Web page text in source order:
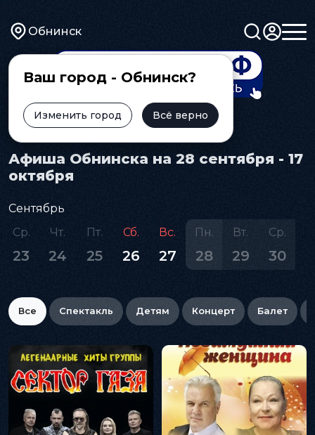
Обнинск
Ваш город - Обнинск?
Изменить город Всё верно
Главная Афиша
Афиша Обнинска на 28 сентября - 17
октября
Сентябрь
Ср.
23
Чт.
24
Пт.
25
Сб.
26
Вс.
27
Пн.
28
Вт.
29
Ср.
30
Все Спектакль Детям Концерт Балет